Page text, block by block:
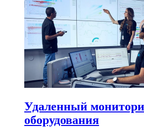
Удаленный
оборудования